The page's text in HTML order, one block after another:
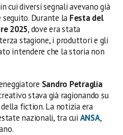
cui diversi segnali avevano già
Durante la Festa del
2025, dove era stata
stagione, i produttori e gli
intendere che la storia non
Sandro Petraglia
stava già ragionando su
fiction. La notizia era
nazionali, tra cui ANSA,